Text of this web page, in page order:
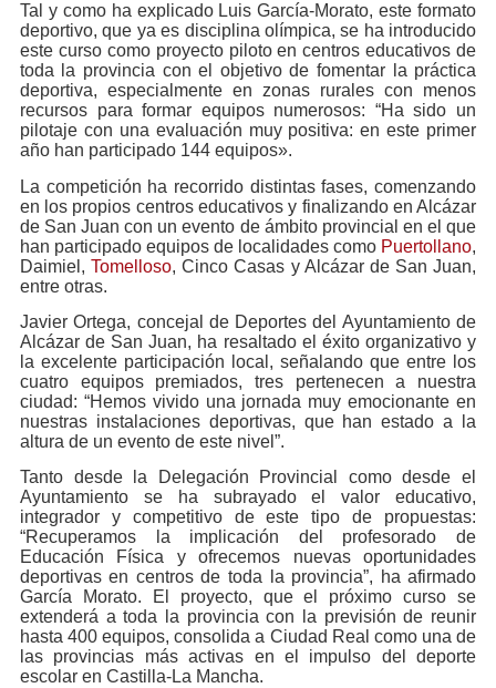
Tal y como ha explicado Luis García-Morato, este formato
deportivo, que ya es disciplina olímpica, se ha introducido
este curso como proyecto piloto en centros educativos de
toda la provincia con el objetivo de fomentar la práctica
deportiva, especialmente en zonas rurales con menos
recursos para formar equipos numerosos: “Ha sido un
pilotaje con una evaluación muy positiva: en este primer
año han participado 144 equipos».
La competición ha recorrido distintas fases, comenzando
en los propios centros educativos y finalizando en Alcázar
de San Juan con un evento de ámbito provincial en el que
han participado equipos de localidades como Puertollano,
Daimiel,Tomelloso, Cinco Casas y Alcázar de San Juan,
entre otras.
Javier Ortega, concejal de Deportes del Ayuntamiento de
Alcázar de San Juan, ha resaltado el éxito organizativo y
la excelente participación local, señalando que entre los
cuatro equipos premiados, tres pertenecen a nuestra
ciudad: “Hemos vivido una jornada muy emocionante en
nuestras instalaciones deportivas, que han estado a la
altura de un evento de este nivel”.
Tanto desde la Delegación Provincial como desde el
Ayuntamiento se ha subrayado el valor educativo,
integrador y competitivo de este tipo de propuestas:
“Recuperamos la implicación del profesorado de
Educación Física y ofrecemos nuevas oportunidades
deportivas en centros de toda la provincia”, ha afirmado
García Morato. El proyecto, que el próximo curso se
extenderá a toda la provincia con la previsión de reunir
hasta 400 equipos, consolida a Ciudad Real como una de
las provincias más activas en el impulso del deporte
escolar en Castilla-La Mancha.